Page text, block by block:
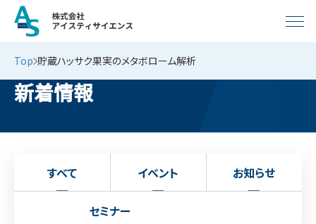
Top 貯蔵ハッサク果実のメタボローム解析
新着情報
すべて イベント お知らせ
セミナー